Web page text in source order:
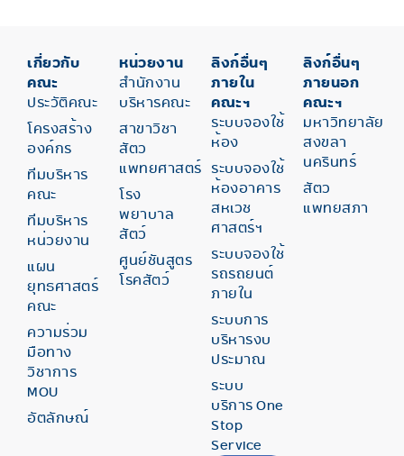
เกี่ยวกับ
คณะ
ประวัติคณะ
โครงสร้าง
องค์กร
ทีมบริหาร
คณะ
ทีมบริหาร
หน่วยงาน
แผน
ยุทธศาสตร์
คณะ
ความร่วม
มือทาง
วิชาการ
MOU
อัตลักษณ์
หน่วยงาน
สำนักงาน
บริหารคณะ
สาขาวิชา
สัตว
แพทยศาสตร์
โรง
พยาบาล
สัตว์
ศูนย์ชันสูตร
โรคสัตว์
ลิงก์อื่นๆ
ภายใน
คณะฯ
ระบบจองใช้
ห้อง
ระบบจองใช้
ห้องอาคาร
สหเวช
ศาสตร์ฯ
ระบบจองใช้
รถรถยนต์
ภายใน
ระบบการ
บริหารงบ
ประมาณ
ระบบ
บริการ One
Stop
Service
ลิงก์อื่นๆ
ภายนอก
คณะฯ
มหาวิทยาลัย
สงขลา
นครินทร์
สัตว
แพทยสภา